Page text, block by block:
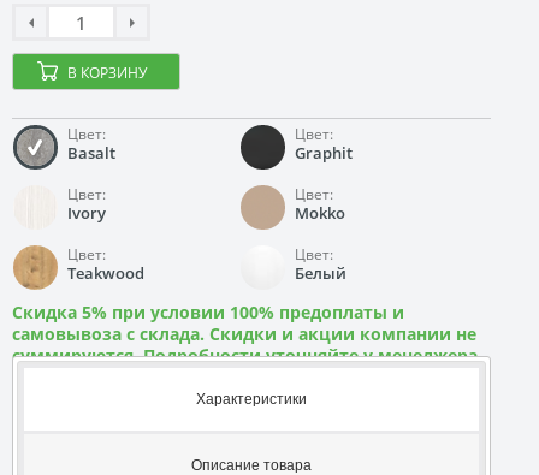
В КОРЗИНУ
Цвет:
Basalt
Цвет:
Graphit
Цвет:
Ivory
Цвет:
Mokko
Цвет:
Teakwood
Цвет:
Белый
Скидка 5% при условии 100% предоплаты и
самовывоза с склада. Скидки и акции компании не
суммируются. Подробности уточняйте у менеджера
Характеристики
Описание товара